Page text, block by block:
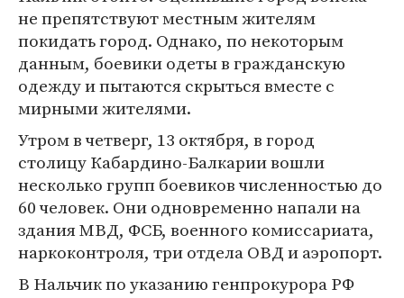
не препятствуют местным жителям
покидать город. Однако, по некоторым
данным, боевики одеты в гражданскую
одежду и пытаются скрыться вместе с
мирными жителями.
Утром в четверг, 13 октября, в город
столицу Кабардино-Балкарии вошли
несколько групп боевиков численностью до
60 человек. Они одновременно напали на
здания МВД, ФСБ, военного комиссариата,
наркоконтроля, три отдела ОВД и аэропорт.
В Нальчик по указанию генпрокурора РФ